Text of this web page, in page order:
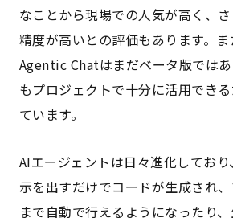
なことから現場での人気が高く、
精度が高いとの評価もあります。
Agentic Chatはまだベータ版では
もプロジェクトで十分に活用でき
ています。
AIエージェントは日々進化してお
示を出すだけでコードが生成され
まで自動で行えるようになったり